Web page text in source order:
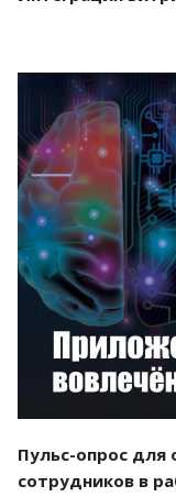
Пульс-опрос для
сотрудников в